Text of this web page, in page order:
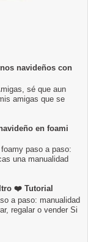
navideños con
sé que aun
amigas que se
en foami
paso a paso:
una manualidad
❤️ Tutorial
a paso: manualidad
regalar o vender Si